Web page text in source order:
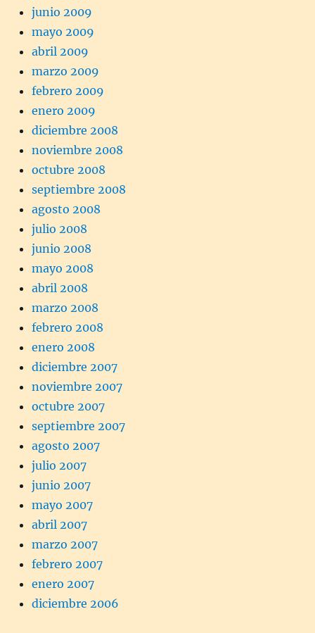
junio 2009
mayo 2009
abril 2009
marzo 2009
febrero 2009
enero 2009
diciembre 2008
noviembre 2008
octubre 2008
septiembre 2008
agosto 2008
julio 2008
junio 2008
mayo 2008
abril 2008
marzo 2008
febrero 2008
enero 2008
diciembre 2007
noviembre 2007
octubre 2007
septiembre 2007
agosto 2007
julio 2007
junio 2007
mayo 2007
abril 2007
marzo 2007
febrero 2007
enero 2007
diciembre 2006